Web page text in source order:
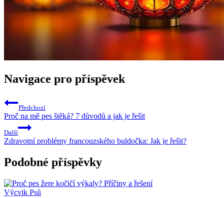
Navigace pro příspěvek
Předchozí
Proč na mě pes štěká? 7 důvodů a jak je řešit
Další
Zdravotní problémy francouzského buldočka: Jak je řešit?
Podobné příspěvky
Výcvik Psů